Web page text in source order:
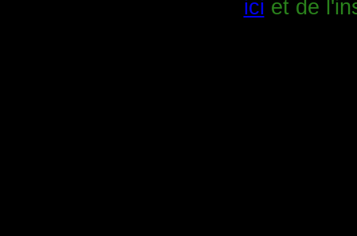
ici et de